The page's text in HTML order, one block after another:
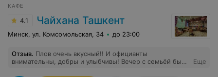
КАФЕ
4.1 Чайхана Ташкент
Минск, ул. Комсомольская, 34 до 23:00
Отзыв. Плов очень вкусный!! И официанты
внимательны, добры и улыбчивы! Вечер с семьёй был
Еще